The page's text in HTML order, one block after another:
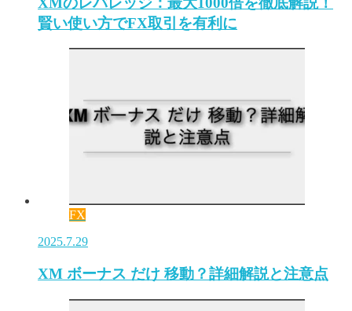
賢い使い方でFX取引を有利に
FX
2025.7.29
XM ボーナス だけ 移動？詳細解説と注意点